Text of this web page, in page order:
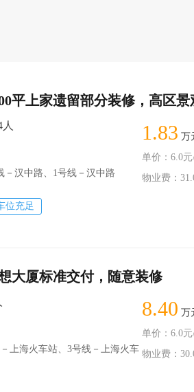
上家遗留部分装修，高区景
－汉中路、1号线－汉中路
位充足
1.83 万
单价：6.0
物业费：
大厦标准交付，随意装修
－上海火车站、3号线－上海火车
8.40 万
单价：6.0
物业费：